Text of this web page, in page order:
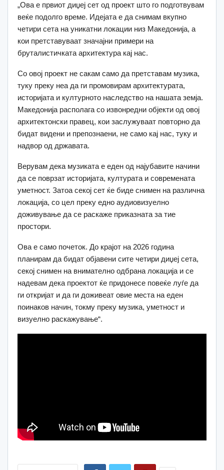
„Ова е првиот диџеј сет од проект што го подготвувам
веќе подолго време. Идејата е да снимам вкупно
четири сета на уникатни локации низ Македонија, а
кои претставуваат значајни примери на
бруталистичката архитектура кај нас.
Со овој проект не сакам само да претставам музика,
туку преку неа да ги промовирам архитектурата,
историјата и културното наследство на нашата земја.
Македонија располага со извонредни објекти од овој
архитектонски правец, кои заслужуваат повторно да
бидат видени и препознаени, не само кај нас, туку и
надвор од државата.
Верувам дека музиката е еден од најубавите начини
да се поврзат историјата, културата и современата
уметност. Затоа секој сет ќе биде снимен на различна
локација, со цел преку едно аудиовизуелно
доживување да се раскаже приказната за тие
простори.
Ова е само почеток. До крајот на 2026 година
планирам да бидат објавени сите четири диџеј сета,
секој снимен на внимателно одбрана локација и се
надевам дека проектот ќе придонесе повеќе луѓе да
ги откријат и да ги доживеат овие места на еден
поинаков начин, токму преку музика, уметност и
визуелно раскажување“.